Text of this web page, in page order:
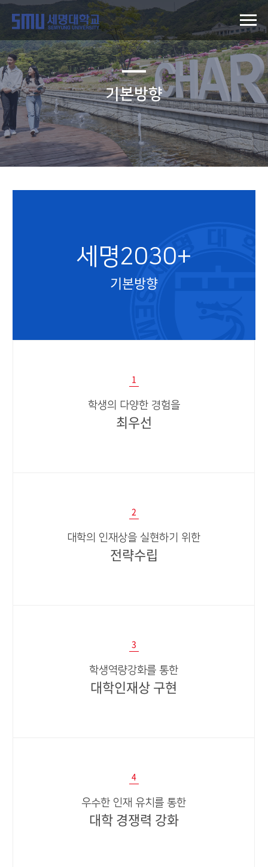
기본방향
세명2030+
기본방향
1
학생의 다양한 경험을
최우선
2
대학의 인재상을 실현하기 위한
전략수립
3
​학생역량강화를 통한
대학인재상 구현
4
우수한 인재 유치를 통한
대학 경쟁력 강화